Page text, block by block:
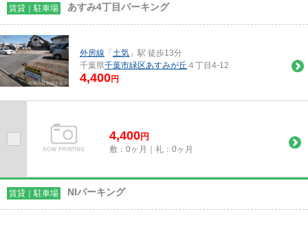
賃貸｜駐車場 あすみ4丁目パーキング
外房線 「 土気 」駅 徒歩13分
千葉県千葉市緑区あすみが丘 ４丁目4-12
4,400円
4,400円
敷：0ヶ月｜礼：0ヶ月
賃貸｜駐車場 NIパーキング